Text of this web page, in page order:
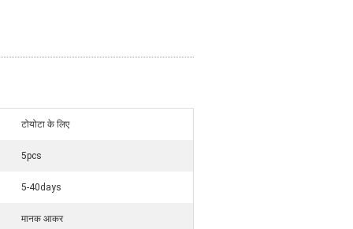
टोयोटा के लिए
5pcs
5-40days
मानक आकर